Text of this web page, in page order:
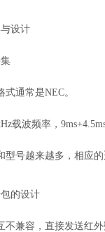
设计
通常是NEC。
载波频率，
型号越来越多，相应
包的设计
不兼容，直接发送红